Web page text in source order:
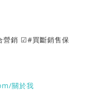
銷 ☑#買斷銷售保
關於我